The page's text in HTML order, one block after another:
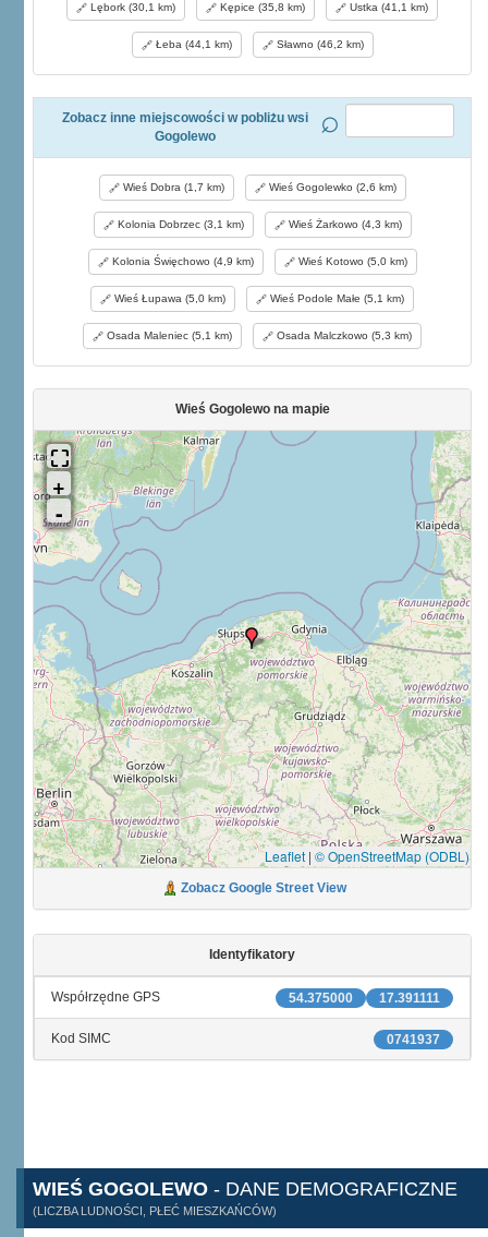
Lębork (30,1 km) Kępice (35,8 km) Ustka (41,1 km)
Łeba (44,1 km) Sławno (46,2 km)
Zobacz inne miejscowości w pobliżu wsi
Gogolewo
Wieś Dobra (1,7 km) Wieś Gogolewko (2,6 km)
Kolonia Dobrzec (3,1 km) Wieś Żarkowo (4,3 km)
Kolonia Święchowo (4,9 km) Wieś Kotowo (5,0 km)
Wieś Łupawa (5,0 km) Wieś Podole Małe (5,1 km)
Osada Maleniec (5,1 km) Osada Malczkowo (5,3 km)
Wieś Gogolewo na mapie
Leaflet | © OpenStreetMap (ODBL)
Zobacz Google Street View
Identyfikatory
17.391111
54.375000
Współrzędne GPS
0741937
Kod SIMC
WIEŚ GOGOLEWO - DANE DEMOGRAFICZNE
(LICZBA LUDNOŚCI, PŁEĆ MIESZKAŃCÓW)